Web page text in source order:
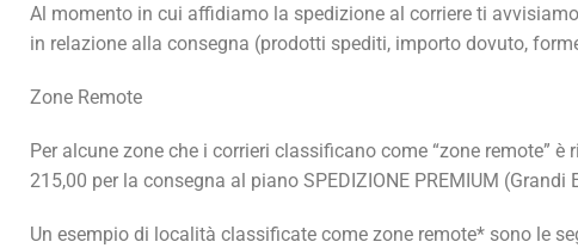
Al momento in cui affidiamo la spedizione al corriere ti
in relazione alla consegna (prodotti spediti, importo dovuto,
Zone Remote
Per alcune zone che i corrieri classificano come “zone remote”
215,00 per la consegna al piano SPEDIZIONE PREMIUM (Grandi
Un esempio di località classificate come zone remote* sono le